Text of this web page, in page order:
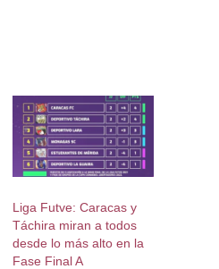
Liga Futve: Caracas y
Táchira miran a todos
desde lo más alto en la
Fase Final A